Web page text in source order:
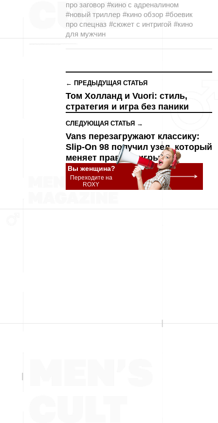
про заговор #кино с адреналином
#новый триллер #кино обзор #боевик
про спецназ #сюжет с интригой #кино
для мужчин
← ПРЕДЫДУЩАЯ СТАТЬЯ
Том Холланд и Vuori: стиль,
стратегия и игра без паники
СЛЕДУЮЩАЯ СТАТЬЯ →
Vans перезагружают классику:
Slip-On 98 получил узел, который
меняет правила игры
Вы женщина?
Переходите на
ROXY